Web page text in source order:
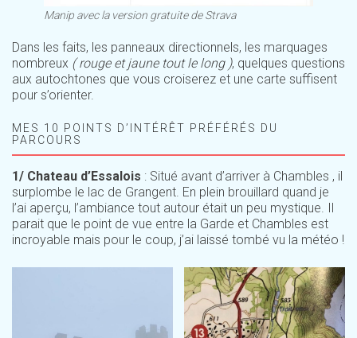
Manip avec la version gratuite de Strava
Dans les faits, les panneaux directionnels, les marquages
nombreux ( rouge et jaune tout le long ), quelques questions
aux autochtones que vous croiserez et une carte suffisent
pour s’orienter.
MES 10 POINTS D’INTÉRÊT PRÉFÉRÉS DU
PARCOURS
1/ Chateau d’Essalois : Situé avant d’arriver à Chambles , il
surplombe le lac de Grangent. En plein brouillard quand je
l’ai aperçu, l’ambiance tout autour était un peu mystique. Il
parait que le point de vue entre la Garde et Chambles est
incroyable mais pour le coup, j’ai laissé tombé vu la météo !